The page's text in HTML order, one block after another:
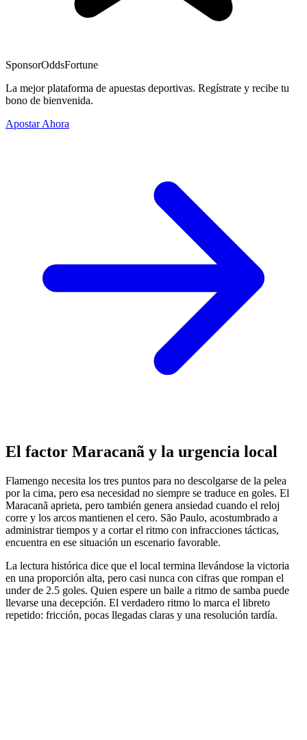
SponsorOddsFortune
La mejor plataforma de apuestas deportivas. Regístrate y recibe tu
bono de bienvenida.
Apostar Ahora
El factor Maracanã y la urgencia local
Flamengo necesita los tres puntos para no descolgarse de la pelea
por la cima, pero esa necesidad no siempre se traduce en goles. El
Maracanã aprieta, pero también genera ansiedad cuando el reloj
corre y los arcos mantienen el cero. São Paulo, acostumbrado a
administrar tiempos y a cortar el ritmo con infracciones tácticas,
encuentra en ese situación un escenario favorable.
La lectura histórica dice que el local termina llevándose la victoria
en una proporción alta, pero casi nunca con cifras que rompan el
under de 2.5 goles. Quien espere un baile a ritmo de samba puede
llevarse una decepción. El verdadero ritmo lo marca el libreto
repetido: fricción, pocas llegadas claras y una resolución tardía.